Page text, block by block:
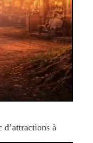
d’attractions à